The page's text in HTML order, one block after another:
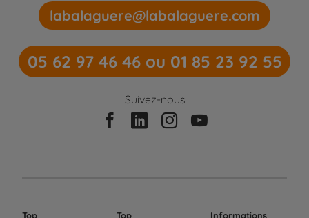
labalaguere@labalaguere.com
05 62 97 46 46 ou 01 85 23 92 55
Suivez-nous
Top
Top
Informations